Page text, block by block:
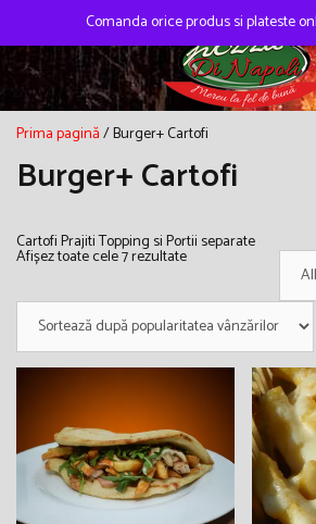
Comanda orice produs si plateste
Prima pagină/ Burger+ Cartofi
Burger+ Cartofi
Cartofi Prajiti Topping si Portii separate
Afișez toate cele 7 rezultateSortat